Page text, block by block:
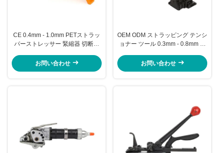
CE 0.4mm - 1.0mm PETストラッ
パーストレッサー 緊縮器 切断器
ッパー
お問い合わせ
OEM ODM ストラッピング テンシ
ョナー ツール 0.3mm - 0.8mm 鋼
お問い合わせ